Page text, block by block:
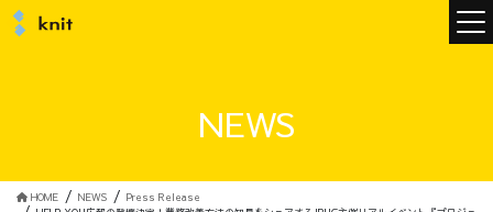
NEWS
HOME NEWS
Press Release